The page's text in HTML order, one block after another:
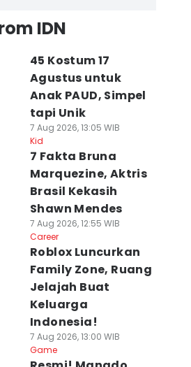
IDN
45 Kostum 17
Agustus untuk
Anak PAUD, Simpel
tapi Unik
7 Aug 2026, 13:05 WIB
Kid
7 Fakta Bruna
Marquezine, Aktris
Brasil Kekasih
Shawn Mendes
7 Aug 2026, 12:55 WIB
Career
Roblox Luncurkan
Family Zone, Ruang
Jelajah Buat
Keluarga
Indonesia!
7 Aug 2026, 13:00 WIB
Game